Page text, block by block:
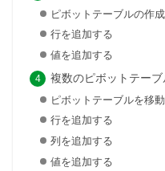
ピボットテーブルの作成
行を追加する
値を追加する
複数のピボットテー
ピボットテーブルを移
行を追加する
列を追加する
値を追加する